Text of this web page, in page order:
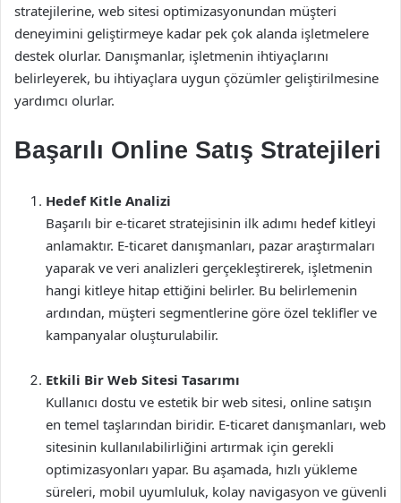
stratejilerine, web sitesi optimizasyonundan müşteri
deneyimini geliştirmeye kadar pek çok alanda işletmelere
destek olurlar. Danışmanlar, işletmenin ihtiyaçlarını
belirleyerek, bu ihtiyaçlara uygun çözümler geliştirilmesine
yardımcı olurlar.
Başarılı Online Satış Stratejileri
Hedef Kitle Analizi
Başarılı bir e-ticaret stratejisinin ilk adımı hedef kitleyi
anlamaktır. E-ticaret danışmanları, pazar araştırmaları
yaparak ve veri analizleri gerçekleştirerek, işletmenin
hangi kitleye hitap ettiğini belirler. Bu belirlemenin
ardından, müşteri segmentlerine göre özel teklifler ve
kampanyalar oluşturulabilir.
Etkili Bir Web Sitesi Tasarımı
Kullanıcı dostu ve estetik bir web sitesi, online satışın
en temel taşlarından biridir. E-ticaret danışmanları, web
sitesinin kullanılabilirliğini artırmak için gerekli
optimizasyonları yapar. Bu aşamada, hızlı yükleme
süreleri, mobil uyumluluk, kolay navigasyon ve güvenli